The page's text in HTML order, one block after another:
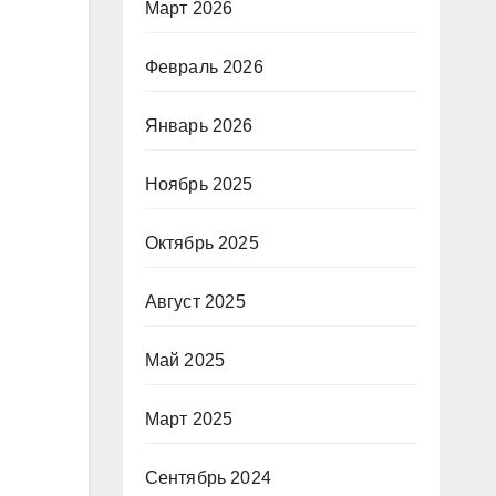
Март 2026
Февраль 2026
Январь 2026
Ноябрь 2025
Октябрь 2025
Август 2025
Май 2025
Март 2025
Сентябрь 2024